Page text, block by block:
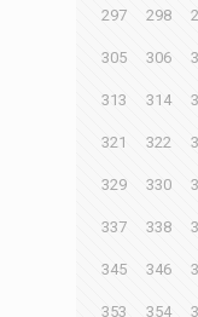
297 298
305 306
313 314
321 322
329 330
337 338
345 346
353 354